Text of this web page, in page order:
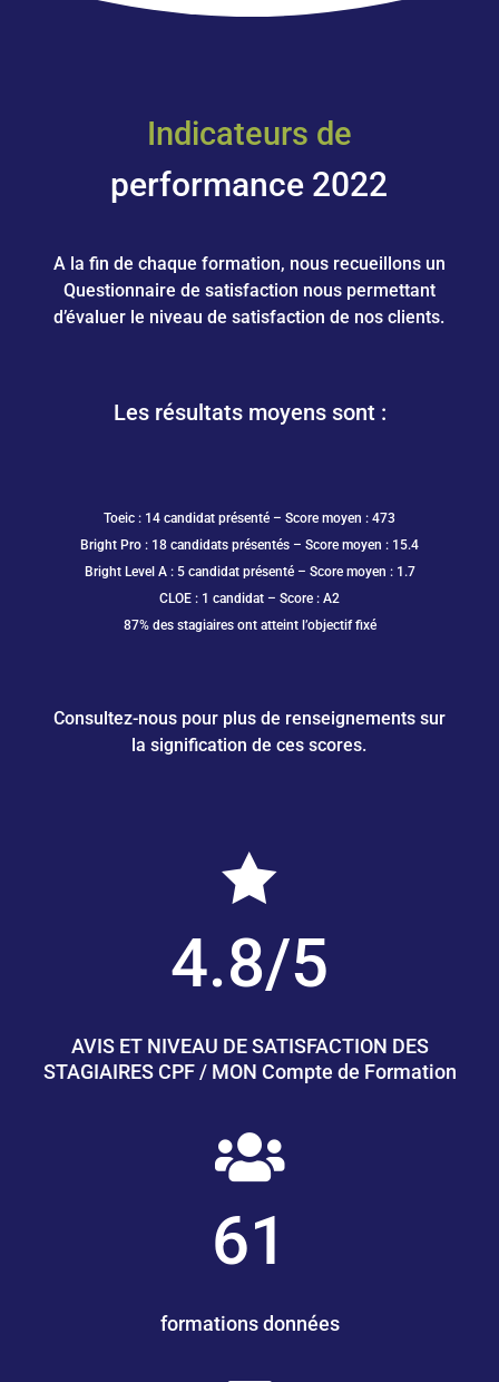
Indicateurs de
performance 2022
A la fin de chaque formation, nous recueillons un
Questionnaire de satisfaction nous permettant
d’évaluer le niveau de satisfaction de nos clients.
Les résultats moyens sont :
Toeic : 14 candidat présenté – Score moyen : 473
Bright Pro : 18 candidats présentés – Score moyen : 15.4
Bright Level A : 5 candidat présenté – Score moyen : 1.7
CLOE : 1 candidat – Score : A2
87% des stagiaires ont atteint l’objectif fixé
Consultez-nous pour plus de renseignements sur
la signification de ces scores.

4.8/5
AVIS ET NIVEAU DE SATISFACTION DES
STAGIAIRES CPF / MON Compte de Formation

61
formations données